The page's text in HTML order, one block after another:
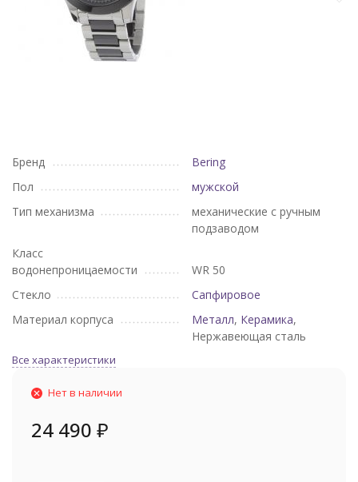
Бренд
Bering
Пол
мужской
Тип механизма
механические с ручным
подзаводом
Класс
водонепроницаемости
WR 50
Стекло
Сапфировое
Материал корпуса
Металл, Керамика,
Нержавеющая сталь
Все характеристики
Нет в наличии
24 490 ₽